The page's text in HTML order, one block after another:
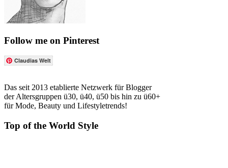
Follow me on Pinterest
Claudias Welt
Das seit 2013 etablierte Netzwerk für Blogger
der Altersgruppen ü30, ü40, ü50 bis hin zu ü60+
für Mode, Beauty und Lifestyletrends!
Top of the World Style